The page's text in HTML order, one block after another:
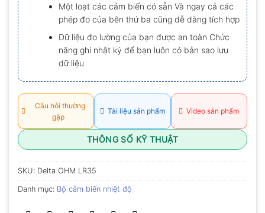
Một loạt các cảm biến có sẵn Và ngay cả các
phép đo của bên thứ ba cũng dễ dàng tích hợp
Dữ liệu đo lường của bạn được an toàn Chức
năng ghi nhật ký để bạn luôn có bản sao lưu
dữ liệu
Câu hỏi thường
gặp
Tài liệu sản phẩm Video sản phẩm
THÔNG SỐ KỸ THUẬT
SKU: Delta OHM LR35
Danh mục: Bộ cảm biến nhiệt độ